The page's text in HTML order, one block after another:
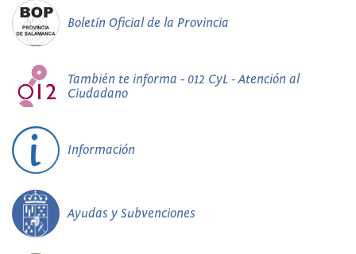
Boletín Oficial de la Provincia
También te informa - 012 CyL - Atención al
Ciudadano
Información
Ayudas y Subvenciones